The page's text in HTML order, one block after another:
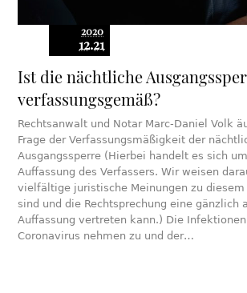
2020
12.21
Ist die nächtliche
verfassungsgemäß?
Rechtsanwalt und Notar Marc-Daniel Volk
Frage der Verfassungsmäßigkeit der
Ausgangssperre (Hierbei handelt es sich
Auffassung des Verfassers. Wir weisen
vielfältige juristische Meinungen zu
sind und die Rechtsprechung eine gänzlich
Auffassung vertreten kann.) Die
Coronavirus nehmen zu und der…